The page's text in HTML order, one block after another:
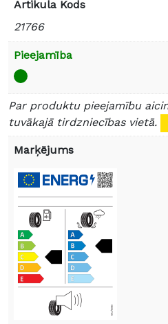
Artikula Kods
21766
Pieejamība
Par produktu pieejamību
tuvākajā tirdzniecības vietā.
Marķējums